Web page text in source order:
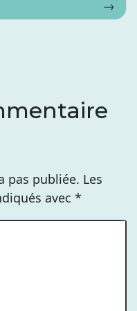
pas publiée. Les
avec *